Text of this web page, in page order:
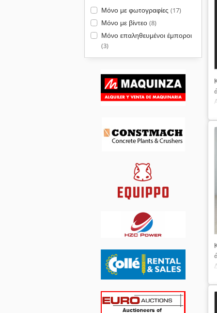
Μόνο με φωτογραφίες (17)
Μόνο με βίντεο (8)
Μόνο επαληθευμένοι έμποροι
(3)